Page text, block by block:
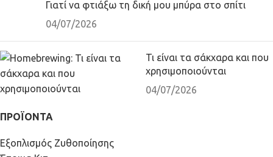
Γιατί να φτιάξω τη δική μου μπύρα στο σπίτι
04/07/2026
Τι είναι τα σάκχαρα και που
χρησιμοποιούνται
04/07/2026
ΠΡΟΪΟΝΤΑ
Εξοπλισμός Ζυθοποίησης